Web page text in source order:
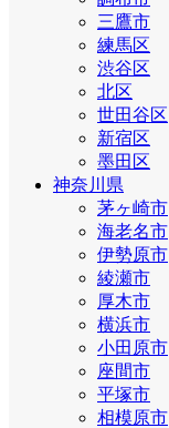
三鷹市
練馬区
渋谷区
北区
世田谷区
新宿区
墨田区
神奈川県
茅ヶ崎市
海老名市
伊勢原市
綾瀬市
厚木市
横浜市
小田原市
座間市
平塚市
相模原市